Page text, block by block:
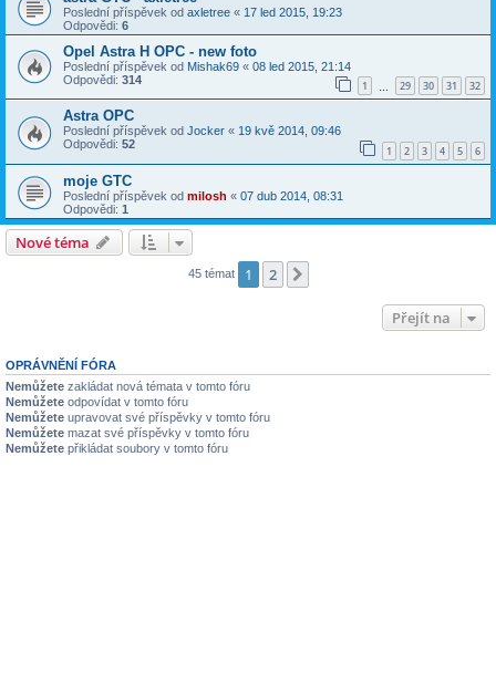
Poslední příspěvek od axletree « 17 led 2015, 19:23
Odpovědi: 6
Opel Astra H OPC - new foto
Poslední příspěvek od Mishak69 « 08 led 2015, 21:14
Odpovědi: 314 1 29 30 31 32
Astra OPC
Poslední příspěvek od Jocker « 19 kvě 2014, 09:46
Odpovědi: 52 1 2 3 4 5 6
moje GTC
Poslední příspěvek od milosh « 07 dub 2014, 08:31
Odpovědi: 1
Nové téma
45 témat 1 2
Přejít na
OPRÁVNĚNÍ FÓRA
Nemůžete zakládat nová témata v tomto fóru
Nemůžete odpovídat v tomto fóru
Nemůžete upravovat své příspěvky v tomto fóru
Nemůžete mazat své příspěvky v tomto fóru
Nemůžete přikládat soubory v tomto fóru